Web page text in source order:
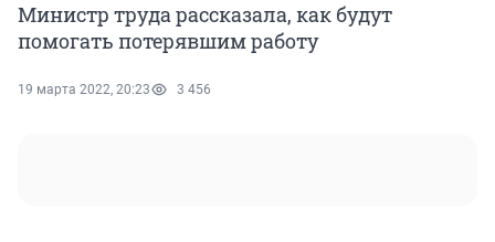
Министр труда рассказала, как будут
помогать потерявшим работу
19 марта 2022, 20:23 3 456